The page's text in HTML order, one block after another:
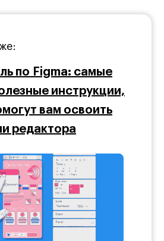
по Figma: самые
инструкции,
вам освоить
редактора